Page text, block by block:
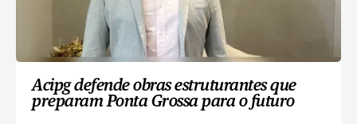
Acipg defende obras estruturantes que
preparam Ponta Grossa para o futuro